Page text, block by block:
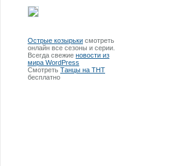
Острые козырьки смотреть
онлайн все сезоны и серии.
Всегда свежие новости из
мира WordPress
Смотреть Танцы на ТНТ
бесплатно